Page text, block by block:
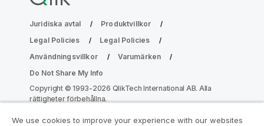
Juridiska avtal
Produktvillkor
Legal Policies
Legal Policies
Användningsvillkor
Varumärken
Do Not Share My Info
Copyright © 1993-2026 QlikTech International AB. Alla
rättigheter förbehållna.
We use cookies to improve your experience with our websites